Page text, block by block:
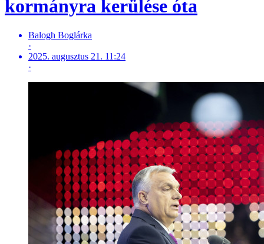
kormányra kerülése óta
Balogh Boglárka
·
2025. augusztus 21. 11:24
·